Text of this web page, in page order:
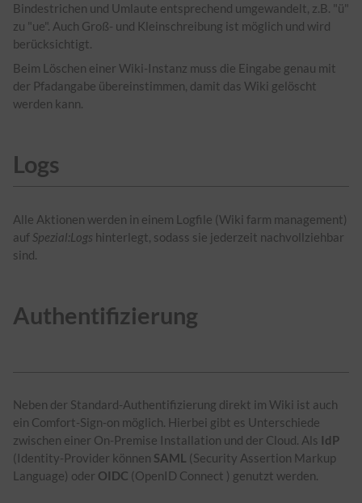
Bindestrichen und Umlaute entsprechend umgewandelt, z.B. "ü"
zu "ue". Auch Groß- und Kleinschreibung ist möglich und wird
berücksichtigt.
Beim Löschen einer Wiki-Instanz muss die Eingabe genau mit
der Pfadangabe übereinstimmen, damit das Wiki gelöscht
werden kann.
Logs
Alle Aktionen werden in einem Logfile (Wiki farm management)
auf Spezial:Logs hinterlegt, sodass sie jederzeit nachvollziehbar
sind.
Authentifizierung
Neben der Standard-Authentifizierung direkt im Wiki ist auch
ein Comfort-Sign-on möglich. Hierbei gibt es Unterschiede
zwischen einer On-Premise Installation und der Cloud. Als IdP
(Identity-Provider können SAML (Security Assertion Markup
Language) oder OIDC (OpenID Connect ) genutzt werden.